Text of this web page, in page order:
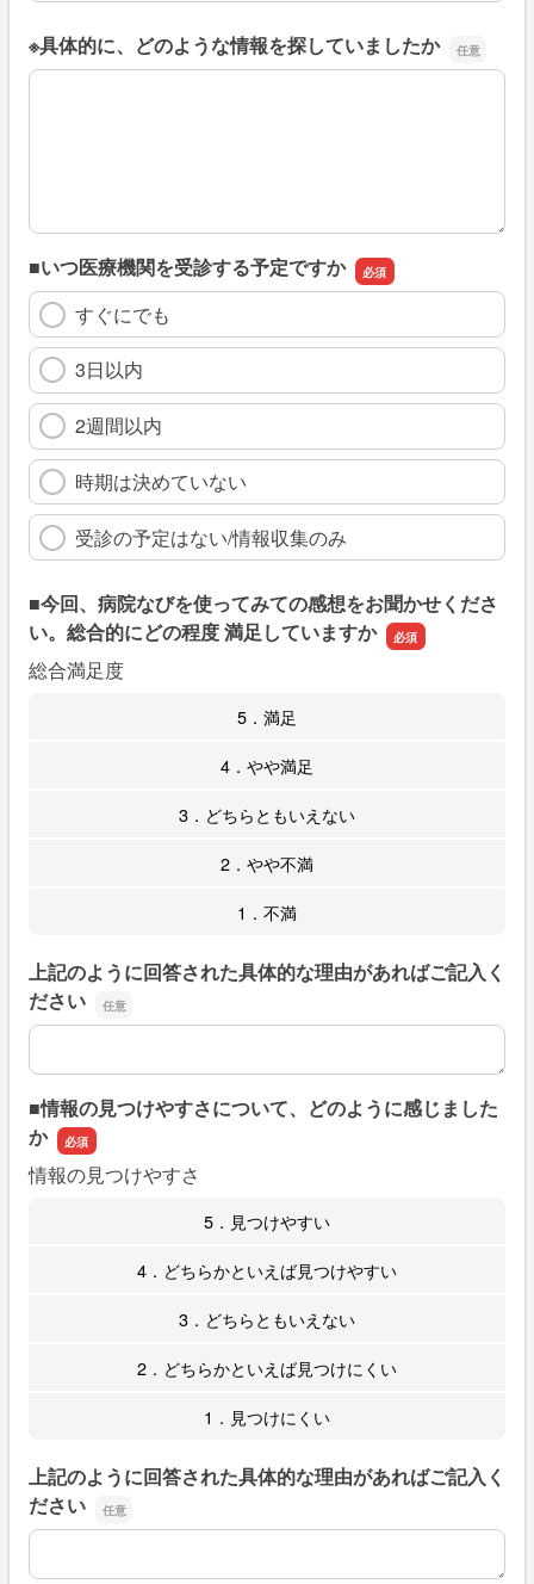
※具体的に、どのような情報を探していましたか
※具体的に、どのような情報を探していましたか
■いつ医療機関を受診する予定ですか
すぐにでも
3日以内
2週間以内
時期は決めていない
受診の予定はない/情報収集のみ
■今回、病院なびを使ってみての感想をお聞かせくださ
い。総合的にどの程度 満足していますか
総合満足度
5．満足
4．やや満足
3．どちらともいえない
2．やや不満
1．不満
上記のように回答された具体的な理由があればご記入く
ださい
上記のように回答された具体的な理由があればご記入くだ
■情報の見つけやすさについて、どのように感じました
か
情報の見つけやすさ
5．見つけやすい
4．どちらかといえば見つけやすい
3．どちらともいえない
2．どちらかといえば見つけにくい
1．見つけにくい
上記のように回答された具体的な理由があればご記入く
ださい
上記のように回答された具体的な理由があればご記入くだ